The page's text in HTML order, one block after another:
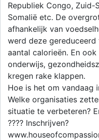
Republiek Congo, Zuid-
Somalië etc. De
afhankelijk van
werd deze
aantal calorieën. En
onderwijs,
kregen rake klappen.
Hoe is het om vandaag
Welke organisaties
situatie te verbeteren?
???? Inschrijven?